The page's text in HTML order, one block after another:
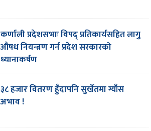
कर्णाली प्रदेशसभाः विपद् प्रतिकार्यसहित लागु
औषध नियन्त्रण गर्न प्रदेश सरकारको
ध्यानाकर्षण
३८ हजार वितरण हुँदापनि सुर्खेतमा ग्याँस
अभाव !